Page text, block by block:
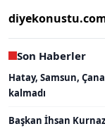
Son Haberler
Hatay, Samsun,
kalmadı
Başkan İhsan